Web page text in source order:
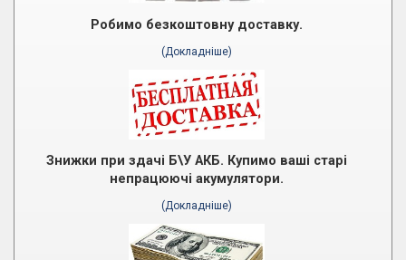
Робимо безкоштовну доставку.
(Докладніше)
Знижки при здачі Б\У АКБ. Купимо ваші старі
непрацюючі акумулятори.
(Докладніше)